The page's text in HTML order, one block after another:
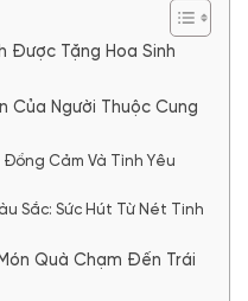
Được Tặng Hoa Sinh
Của Người Thuộc Cung
Cảm Và Tình Yêu
Sắc: Sức Hút Từ Nét Tinh
Quà Chạm Đến Trái